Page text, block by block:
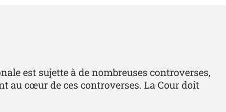
est sujette à de nombreuses controverses,
au cœur de ces controverses. La Cour doit